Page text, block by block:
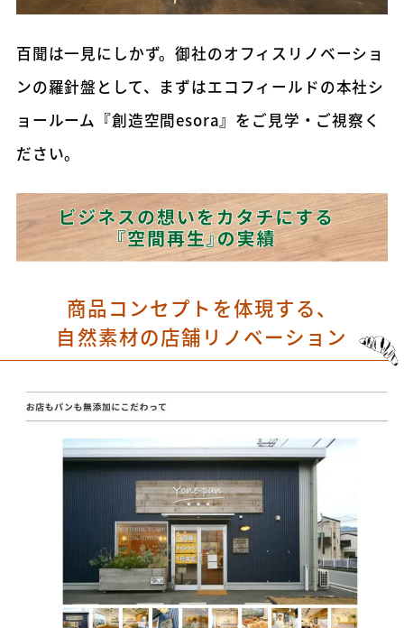
百聞は一見にしかず。御社のオフィスリノベーショ
ンの羅針盤として、まずはエコフィールドの本社シ
ョールーム『創造空間esora』をご見学・ご視察く
ださい。
商品コンセプトを体現する、
自然素材の店舗リノベーション